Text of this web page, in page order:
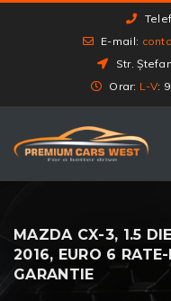
E-mail:
Str.
Orar: L-V:
MAZDA CX-3, 1.5
2016, EURO 6
GARANTIE